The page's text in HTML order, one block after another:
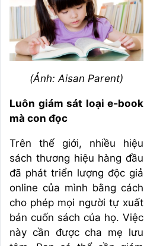
(Ảnh: Aisan Parent)
Luôn giám sát loại e-book
mà con đọc
Trên thế giới, nhiều hiệu
sách thương hiệu hàng đầu
đã phát triển lượng độc giả
online của mình bằng cách
cho phép mọi người tự xuất
bản cuốn sách của họ. Việc
này cần được cha mẹ lưu